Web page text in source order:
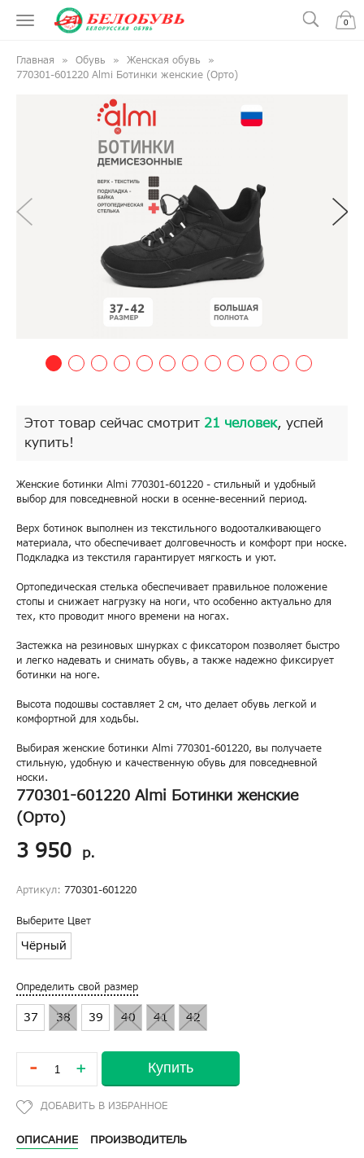
0
Главная Обувь
Женская обувь
770301-601220 Almi Ботинки женские (Орто)
Этот товар сейчас смотрит 21 человек, успей
купить!
Женские ботинки Almi 770301-601220 - стильный и удобный
выбор для повседневной носки в осенне-весенний период.
Верх ботинок выполнен из текстильного водооталкивающего
материала, что обеспечивает долговечность и комфорт при носке.
Подкладка из текстиля гарантирует мягкость и уют.
Ортопедическая стелька обеспечивает правильное положение
стопы и снижает нагрузку на ноги, что особенно актуально для
тех, кто проводит много времени на ногах.
Застежка на резиновых шнурках с фиксатором позволяет быстро
и легко надевать и снимать обувь, а также надежно фиксирует
ботинки на ноге.
Высота подошвы составляет 2 см, что делает обувь легкой и
комфортной для ходьбы.
Выбирая женские ботинки Almi 770301-601220, вы получаете
стильную, удобную и качественную обувь для повседневной
носки.
770301-601220 Almi Ботинки женские
(Орто)
3 950 р.
Артикул: 770301-601220
Выберите Цвет
Чёрный
Определить свой размер
37 38 39 40 41 42
- + Купить
ОПИСАНИЕ ПРОИЗВОДИТЕЛЬ